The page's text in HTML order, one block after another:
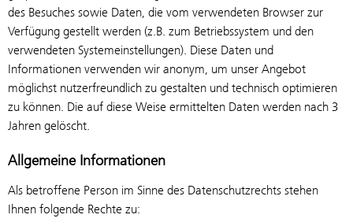
des Besuches sowie Daten, die vom verwendeten Browser zur
Verfügung gestellt werden (z.B. zum Betriebssystem und den
verwendeten Systemeinstellungen). Diese Daten und
Informationen verwenden wir anonym, um unser Angebot
möglichst nutzerfreundlich zu gestalten und technisch optimieren
zu können. Die auf diese Weise ermittelten Daten werden nach 3
Jahren gelöscht.
Allgemeine Informationen
Als betroffene Person im Sinne des Datenschutzrechts stehen
Ihnen folgende Rechte zu: